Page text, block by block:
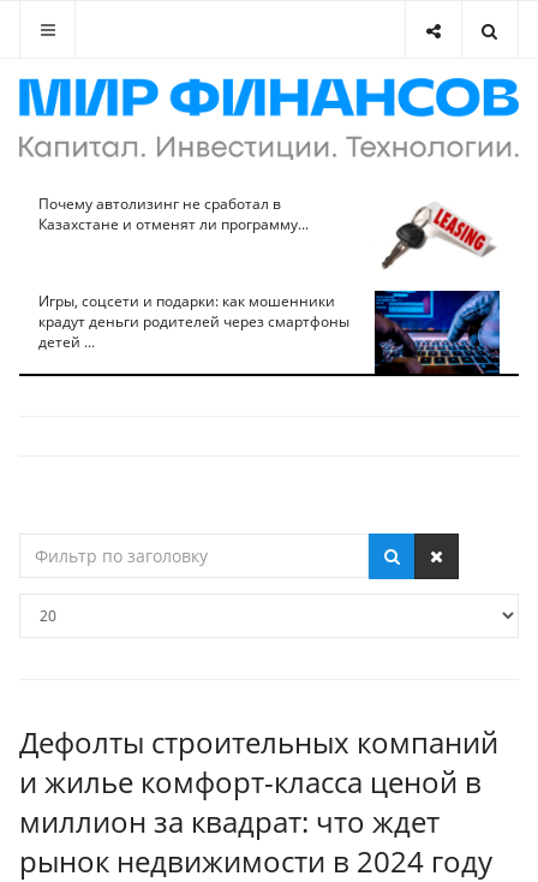
Почему автолизинг не сработал в
Казахстане и отменят ли программу...
Игры, соцсети и подарки: как мошенники
крадут деньги родителей через смартфоны
детей ...
по
Дефолты строительных компаний
и жилье комфорт-класса ценой в
миллион за квадрат: что ждет
рынок недвижимости в 2024 году